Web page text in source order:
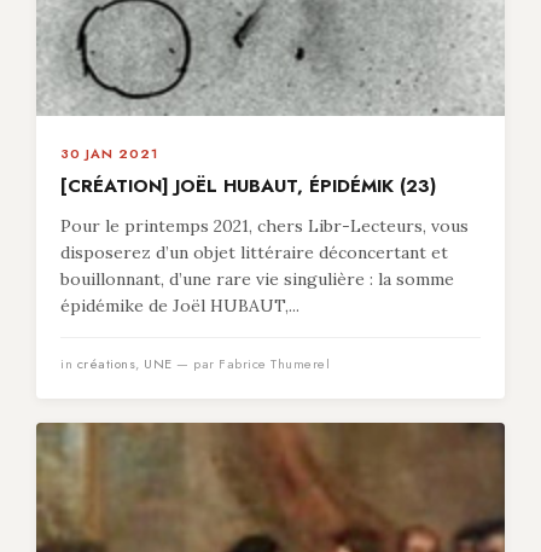
30 JAN 2021
[CRÉATION] JOËL HUBAUT, ÉPIDÉMIK (23)
Pour le printemps 2021, chers Libr-Lecteurs, vous
disposerez d’un objet littéraire déconcertant et
bouillonnant, d’une rare vie singulière : la somme
épidémike de Joël HUBAUT,...
in créations, UNE — par Fabrice Thumerel